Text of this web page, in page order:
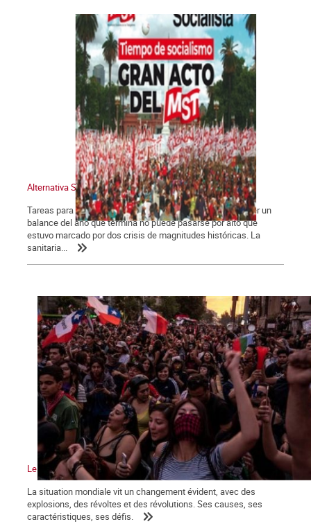
Alternativa Socialista 775
Tareas para el año que comienza Las dos crisis. Para hacer un
balance del año que termina no puede pasarse por alto que
estuvo marcado por dos crisis de magnitudes históricas. La
sanitaria...
Le vent de la révolution souffle sur le monde
La situation mondiale vit un changement évident, avec des
explosions, des révoltes et des révolutions. Ses causes, ses
caractéristiques, ses défis.